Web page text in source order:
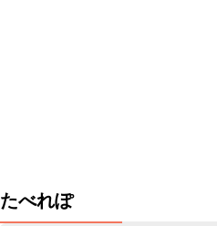
たべれぽ